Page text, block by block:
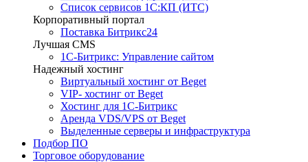
Список сервисов 1С:КП (ИТС)
Корпоративный портал
Поставка Битрикс24
Лучшая CMS
1С-Битрикс: Управление сайтом
Надежный хостинг
Виртуальный хостинг от Beget
VIP- хостинг от Beget
Хостинг для 1С-Битрикс
Аренда VDS/VPS от Beget
Выделенные серверы и инфраструктура
Подбор ПО
Торговое оборудование